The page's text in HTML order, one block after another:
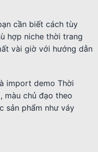
cần biết cách tùy
hợp niche thời trang
vài giờ với hướng dẫn
import demo Thời
màu chủ đạo theo
sản phẩm như váy